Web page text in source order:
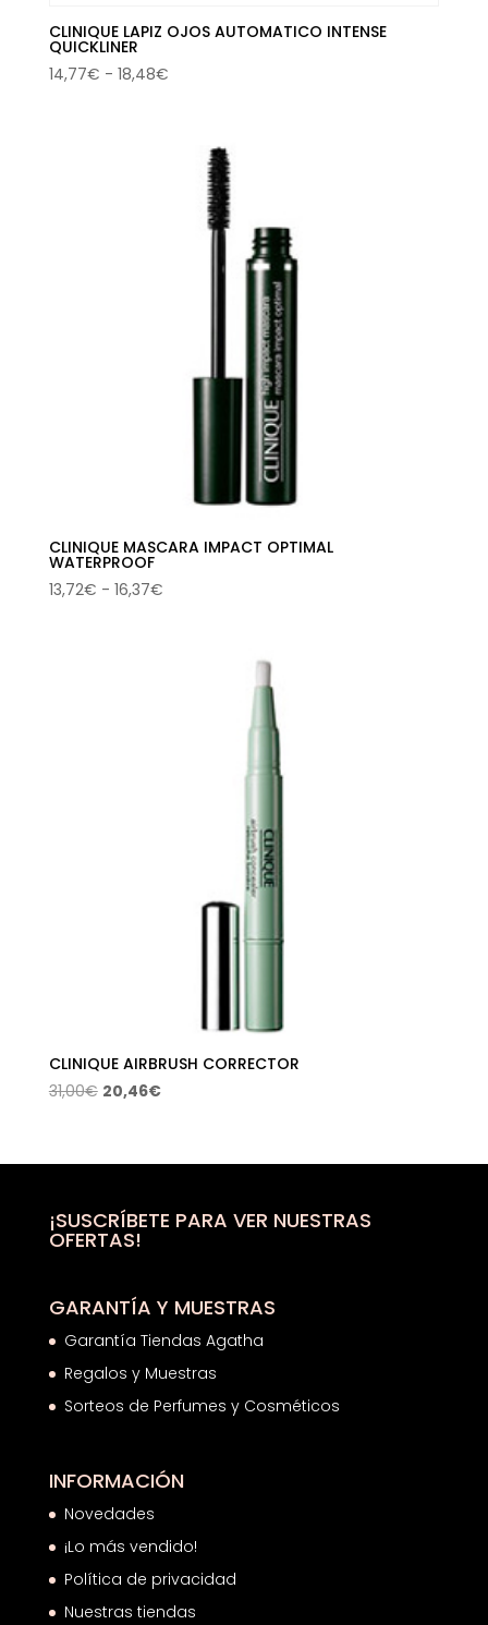
CLINIQUE LAPIZ OJOS AUTOMATICO INTENSE
QUICKLINER
14,77€ - 18,48€Rango
desde
14,77€
hasta
18,48€
CLINIQUE MASCARA IMPACT OPTIMAL
WATERPROOF
13,72€ - 16,37€Rango
CLINIQUE AIRBRUSH CORRECTOR
31,00€ El
era:
20,46€El
es:
¡SUSCRÍBETE PARA VER NUESTRAS
OFERTAS!
GARANTÍA Y MUESTRAS
Garantía Tiendas Agatha
Regalos y Muestras
Sorteos de Perfumes y Cosméticos
INFORMACIÓN
Novedades
¡Lo más vendido!
Política de privacidad
Nuestras tiendas